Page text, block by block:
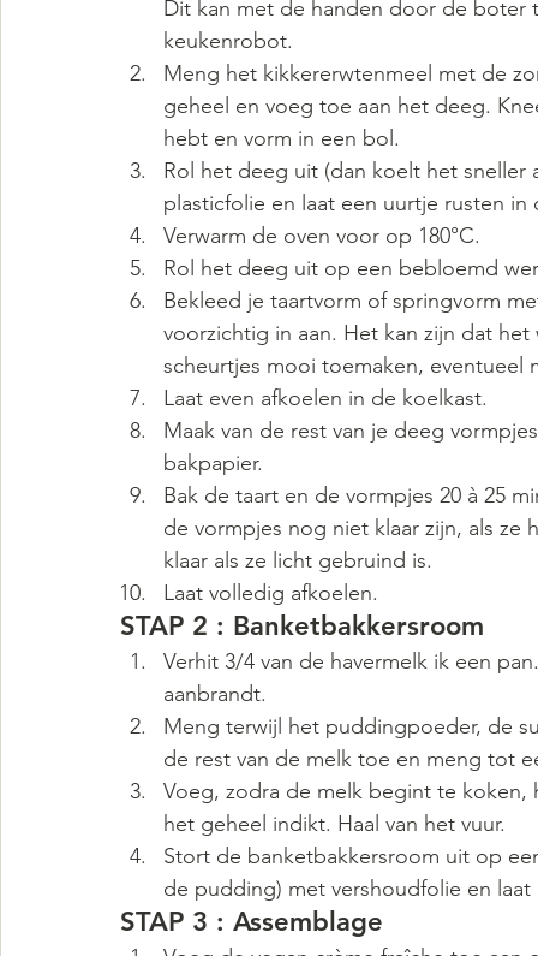
Dit kan met de handen door de
keukenrobot.
Meng het kikkererwtenmeel met de
geheel en voeg toe aan het deeg.
hebt en vorm in een bol.
Rol het deeg uit (dan koelt het
plasticfolie en laat een uurtje rusten
Verwarm de oven voor op 180°C.
Rol het deeg uit op een bebloemd
Bekleed je taartvorm of springvorm
voorzichtig in aan. Het kan zijn dat
scheurtjes mooi toemaken, eventueel
Laat even afkoelen in de koelkast.
Maak van de rest van je deeg
bakpapier.
Bak de taart en de vormpjes 20 à 25
de vormpjes nog niet klaar zijn, als ze
klaar als ze licht gebruind is.
Laat volledig afkoelen.
STAP 2 : Banketbakkersroom
Verhit 3/4 van de havermelk ik een
aanbrandt.
Meng terwijl het puddingpoeder, de
de rest van de melk toe en meng tot
Voeg, zodra de melk begint te
het geheel indikt. Haal van het vuur.
Stort de banketbakkersroom uit op
de pudding) met vershoudfolie en
STAP 3 : Assemblage